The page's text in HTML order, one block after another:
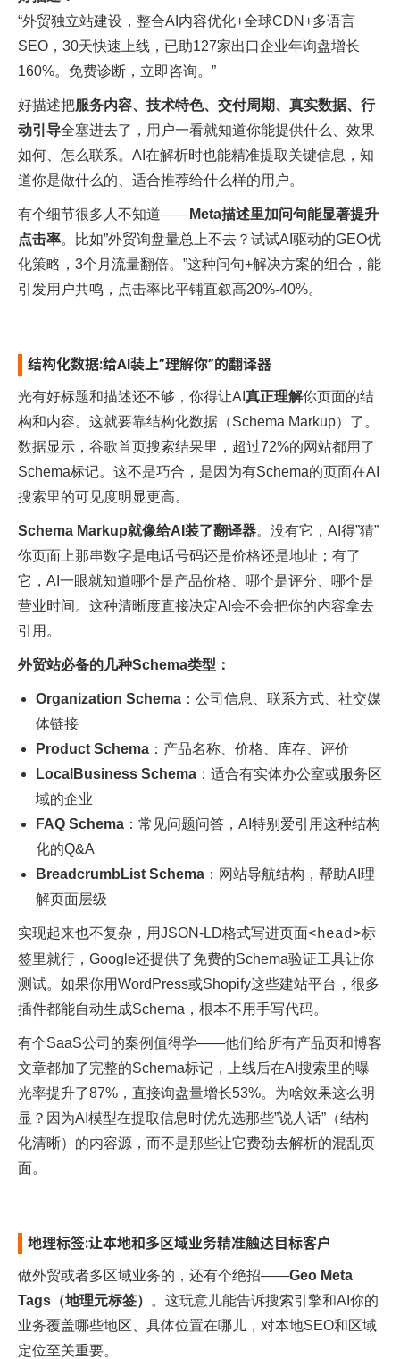
“外贸独立站建设，整合AI内容优化+全球CDN+多语言
SEO，30天快速上线，已助127家出口企业年询盘增长
160%。免费诊断，立即咨询。”
好描述把服务内容、技术特色、交付周期、真实数据、行
动引导全塞进去了，用户一看就知道你能提供什么、效果
如何、怎么联系。AI在解析时也能精准提取关键信息，知
道你是做什么的、适合推荐给什么样的用户。​
有个细节很多人不知道——Meta描述里加问句能显著提升
点击率。比如”外贸询盘量总上不去？试试AI驱动的GEO优
化策略，3个月流量翻倍。”这种问句+解决方案的组合，能
引发用户共鸣，点击率比平铺直叙高20%-40%。​
结构化数据:给AI装上”理解你”的翻译器
光有好标题和描述还不够，你得让AI 真正理解你页面的结
构和内容。这就要靠结构化数据（Schema Markup）了。
数据显示，谷歌首页搜索结果里，超过72%的网站都用了
Schema标记。这不是巧合，是因为有Schema的页面在AI
搜索里的可见度明显更高。​
Schema Markup就像给AI装了翻译器。没有它，AI得”猜”
你页面上那串数字是电话号码还是价格还是地址；有了
它，AI一眼就知道哪个是产品价格、哪个是评分、哪个是
营业时间。这种清晰度直接决定AI会不会把你的内容拿去
引用。​
外贸站必备的几种Schema类型：
Organization Schema ：公司信息、联系方式、社交媒
体链接
Product Schema ：产品名称、价格、库存、评价
LocalBusiness Schema ：适合有实体办公室或服务区
域的企业
FAQ Schema ：常见问题问答，AI特别爱引用这种结构
化的Q&A
BreadcrumbList Schema ：网站导航结构，帮助AI理
解页面层级
实现起来也不复杂，用JSON-LD格式写进页面<head>标
签里就行，Google还提供了免费的Schema验证工具让你
测试。如果你用WordPress或Shopify这些建站平台，很多
插件都能自动生成Schema，根本不用手写代码。​
有个SaaS公司的案例值得学——他们给所有产品页和博客
文章都加了完整的Schema标记，上线后在AI搜索里的曝
光率提升了87%，直接询盘量增长53%。为啥效果这么明
显？因为AI模型在提取信息时优先选那些”说人话”（结构
化清晰）的内容源，而不是那些让它费劲去解析的混乱页
面。​
地理标签:让本地和多区域业务精准触达目标客户
做外贸或者多区域业务的，还有个绝招——Geo Meta
Tags（地理元标签）
。这玩意儿能告诉搜索引擎和AI你的
业务覆盖哪些地区、具体位置在哪儿，对本地SEO和区域
定位至关重要。​